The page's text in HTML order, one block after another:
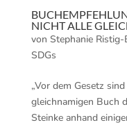
NICHT ALLE
von Stephanie Ristig-
SDGs
„Vor dem Gesetz
gleichnamigen Buch
Steinke anhand